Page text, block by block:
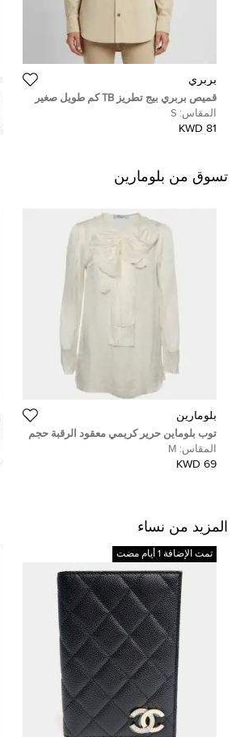
بربري
قميص بربري بيج تطريز TB كم طويل صغير
المقاس: S
81 KWD
تسوق من بلومارين
بلومارين
توب بلوماين حرير كريمي معقود الرقبة حجم
وسط
المقاس: M
69 KWD
المزيد من نساء
تمت الإضافة 1 أيام مضت